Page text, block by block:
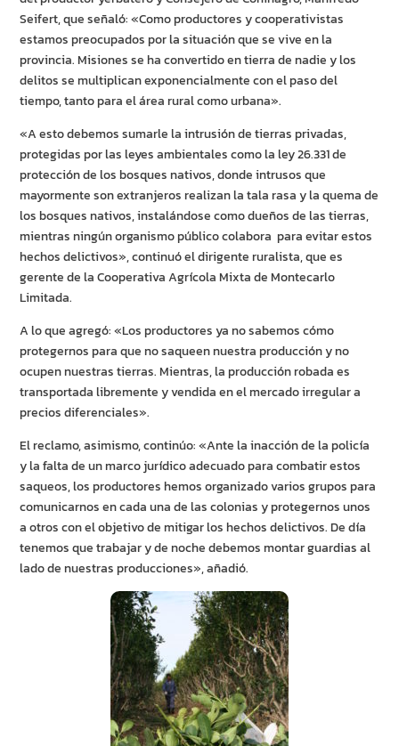
Seifert, que señaló: «Como productores y cooperativistas
estamos preocupados por la situación que se vive en la
provincia. Misiones se ha convertido en tierra de nadie y los
delitos se multiplican exponencialmente con el paso del
tiempo, tanto para el área rural como urbana».
«A esto debemos sumarle la intrusión de tierras privadas,
protegidas por las leyes ambientales como la ley 26.331 de
protección de los bosques nativos, donde intrusos que
mayormente son extranjeros realizan la tala rasa y la quema de
los bosques nativos, instalándose como dueños de las tierras,
mientras ningún organismo público colabora para evitar estos
hechos delictivos», continuó el dirigente ruralista, que es
gerente de la Cooperativa Agrícola Mixta de Montecarlo
Limitada.
A lo que agregó: «Los productores ya no sabemos cómo
protegernos para que no saqueen nuestra producción y no
ocupen nuestras tierras. Mientras, la producción robada es
transportada libremente y vendida en el mercado irregular a
precios diferenciales».
El reclamo, asimismo, continúo: «Ante la inacción de la policía
y la falta de un marco jurídico adecuado para combatir estos
saqueos, los productores hemos organizado varios grupos para
comunicarnos en cada una de las colonias y protegernos unos
a otros con el objetivo de mitigar los hechos delictivos. De día
tenemos que trabajar y de noche debemos montar guardias al
lado de nuestras producciones», añadió.